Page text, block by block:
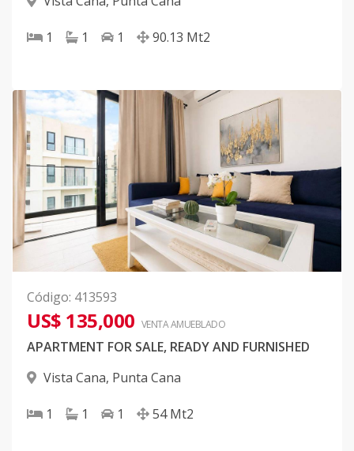
1 1 1 90.13 Mt2
Código: 413593
US$ 135,000 VENTA AMUEBLADO
APARTMENT FOR SALE, READY AND FURNISHED
Vista Cana, Punta Cana
1 1 1 54 Mt2